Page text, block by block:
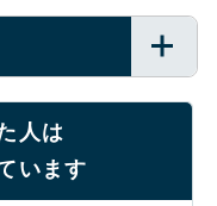
人は
います